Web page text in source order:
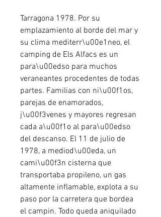
Tarragona 1978. Por su
emplazamiento al borde del mar y
su clima mediterr\u00e1neo, el
camping de Els Alfacs es un
para\u00edso para muchos
veraneantes procedentes de todas
partes. Familias con ni\u00f1os,
parejas de enamorados,
j\u00f3venes y mayores regresan
cada a\u00f1o al para\u00edso
del descanso. El 11 de julio de
1978, a mediod\u00eda, un
cami\u00f3n cisterna que
transportaba propileno, un gas
altamente inflamable, explota a su
paso por la carretera que bordea
el campin. Todo queda aniquilado